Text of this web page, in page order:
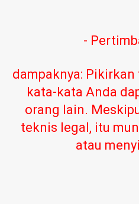
-
dampaknya:
kata-kata Anda
orang lain.
teknis legal, itu
atau